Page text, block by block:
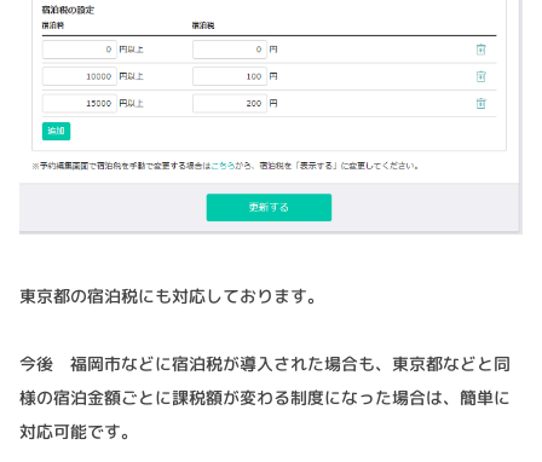
東京都の宿泊税にも対応しております。
今後 福岡市などに宿泊税が導入された場合も、東京都などと同
様の宿泊金額ごとに課税額が変わる制度になった場合は、簡単に
対応可能です。